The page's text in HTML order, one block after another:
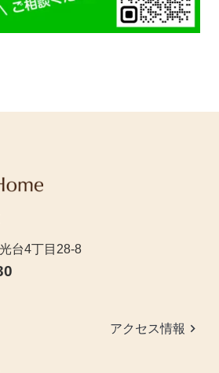
台4丁目28-8
アクセス情報 keyboard_arrow_right